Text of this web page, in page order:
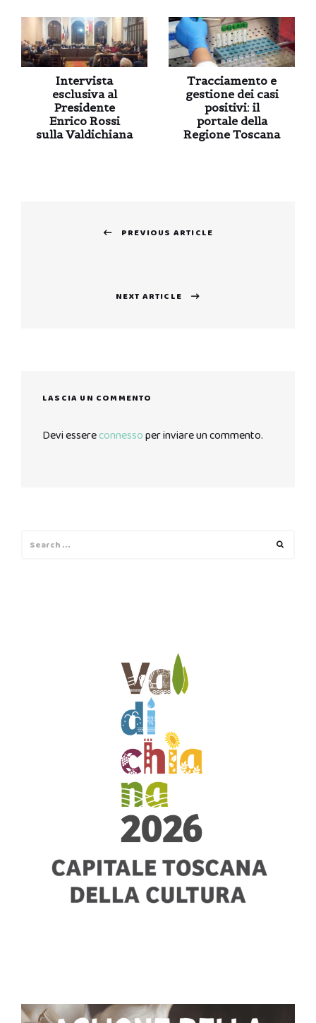
Intervista
esclusiva al
Presidente
Enrico Rossi
sulla Valdichiana
Tracciamento e
gestione dei casi
positivi: il
portale della
Regione Toscana
PREVIOUS ARTICLE
NEXT ARTICLE
LASCIA UN COMMENTO
Devi essereconnessoper inviare un commento.
for: